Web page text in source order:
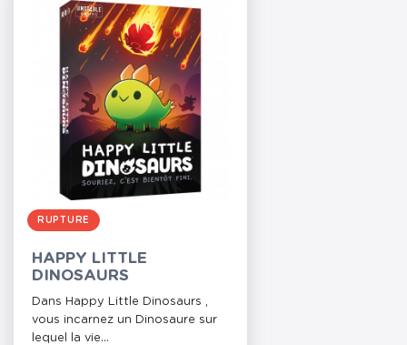
RUPTURE
HAPPY LITTLE
DINOSAURS
Dans Happy Little Dinosaurs ,
vous incarnez un Dinosaure sur
lequel la vie...